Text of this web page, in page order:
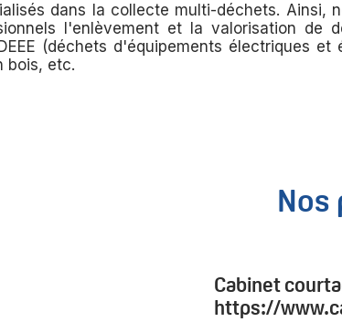
dans la collecte multi-déchets. Ainsi,
l'enlèvement et la valorisation de
(déchets d'équipements électriques
bois, etc.
Nos
Cabinet
https://